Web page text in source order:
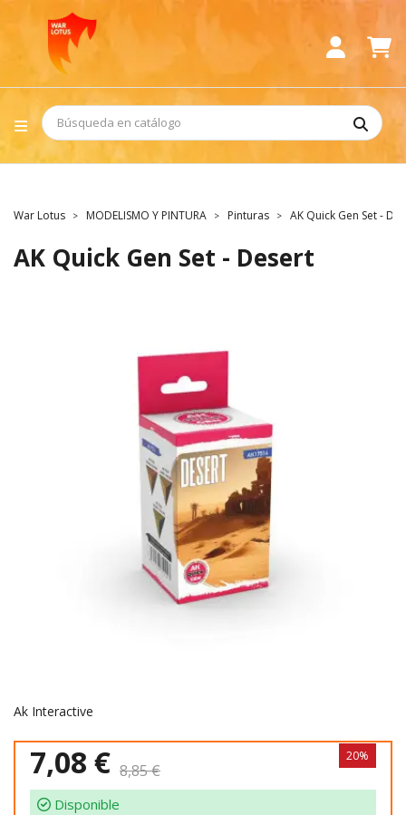
War Lotus MODELISMO Y PINTURA Pinturas AK Quick Gen Set -
AK Quick Gen Set - Desert
Ak Interactive
7,08 € 8,85 €
20%
Disponible